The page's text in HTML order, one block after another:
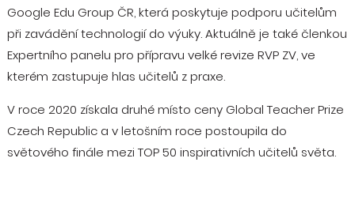
Google Edu Group ČR, která poskytuje podporu učitelům
při zavádění technologií do výuky. Aktuálně je také členkou
Expertního panelu pro přípravu velké revize RVP ZV, ve
kterém zastupuje hlas učitelů z praxe.
V roce 2020 získala druhé místo ceny Global Teacher Prize
Czech Republic a v letošním roce postoupila do
světového finále mezi TOP 50 inspirativních učitelů světa.